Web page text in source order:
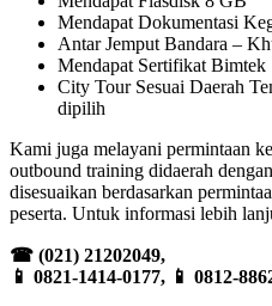
Mendapat Dokumentasi
Antar Jemput Bandara –
Mendapat Sertifikat Bimtek
City Tour Sesuai Daerah
dipilih
Kami juga melayani permintaan
outbound training didaerah
disesuaikan berdasarkan
peserta. Untuk informasi lebih
☎ (021) 21202049,
📱 0821-1414-0177, 📱 0812-